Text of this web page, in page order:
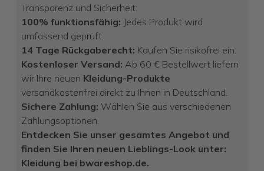
Transparenz und Sicherheit:
100% funktionsfähig: Jedes Produkt wird
umfassend geprüft.
14 Tage Rückgaberecht: Kaufen Sie risikofrei ein.
Kostenloser Versand: Ab 60 € Bestellwert liefern
wir Ihre neuen Kleidung-Produkte
versandkostenfrei direkt zu Ihnen in Deutschland.
Sichere Zahlung: Wählen Sie aus verschiedenen
Zahlungsoptionen.
Entdecken Sie unser gesamtes Angebot und
finden Sie Ihren neuen Lieblings-Look unter:
Kleidung bei bwareshop.de.